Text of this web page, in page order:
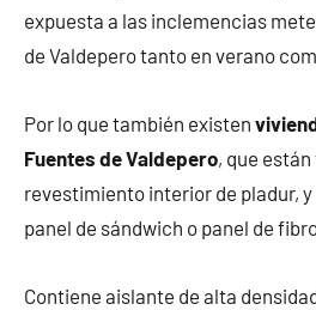
expuesta a las inclemencias
de Valdepero tanto en verano
Por lo que también existen
Fuentes de Valdepero, que
revestimiento interior de pladur,
panel de sándwich o panel de
Contiene aislante de alta